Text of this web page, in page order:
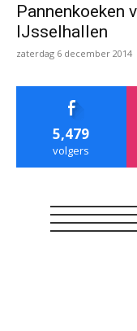
Pannenkoeken
IJsselhallen
zaterdag 6 december 2014
5,479
volgers